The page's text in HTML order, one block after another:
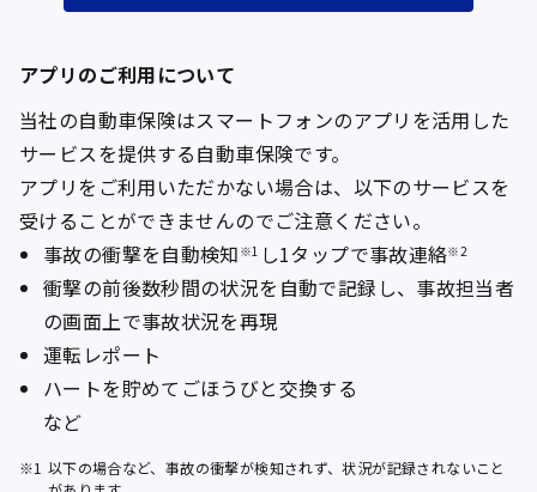
アプリのご利用について
当社の自動車保険はスマートフォンのアプリを活用した
サービスを提供する自動車保険です。
アプリをご利用いただかない場合は、以下のサービスを
受けることができませんのでご注意ください。
事故の衝撃を自動検知 ※1 し1タップで事故連絡※2
衝撃の前後数秒間の状況を自動で記録し、事故担当者
の画面上で事故状況を再現
運転レポート
ハートを貯めてごほうびと交換する
など
※1 以下の場合など、事故の衝撃が検知されず、状況が記録されないこと